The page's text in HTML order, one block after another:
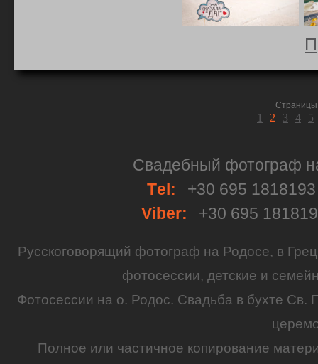
Страницы
1 2 3 4 5
Свадебный фотограф
Тel:
+30 695
Viber:
+30 695
Русскоговорящий фотограф на Родосе, в
фотосессии, детские и
Фотосессии на о. Родос. Свадьба в бухте Св.
Полное или частичное копирование